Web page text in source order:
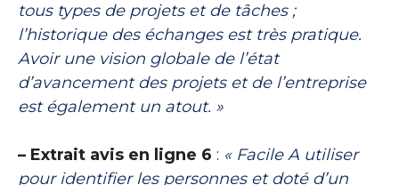
tous types de projets et de tâches ;
l’historique des échanges est très pratique.
Avoir une vision globale de l’état
d’avancement des projets et de l’entreprise
est également un atout. »
– Extrait avis en ligne 6 : « Facile A utiliser
pour identifier les personnes et doté d’un